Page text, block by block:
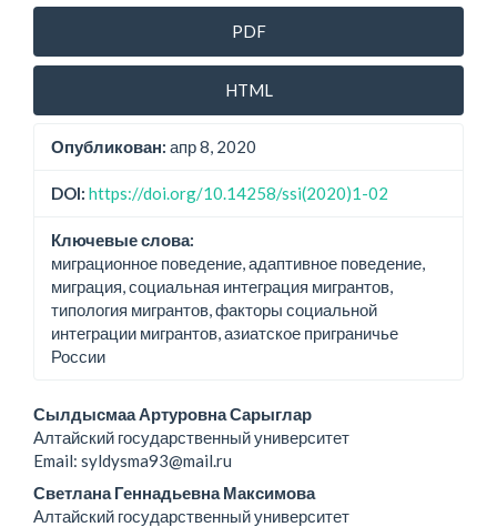
PDF
HTML
Опубликован: апр 8, 2020
DOI: https://doi.org/10.14258/ssi(2020)1-02
Ключевые слова:
миграционное поведение, адаптивное поведение,
миграция, социальная интеграция мигрантов,
типология мигрантов, факторы социальной
интеграции мигрантов, азиатское приграничье
России
Основное
содержание
статьи
Сылдысмаа Артуровна Сарыглар
Алтайский государственный университет
Email: syldysma93@mail.ru
Светлана Геннадьевна Максимова
Алтайский государственный университет